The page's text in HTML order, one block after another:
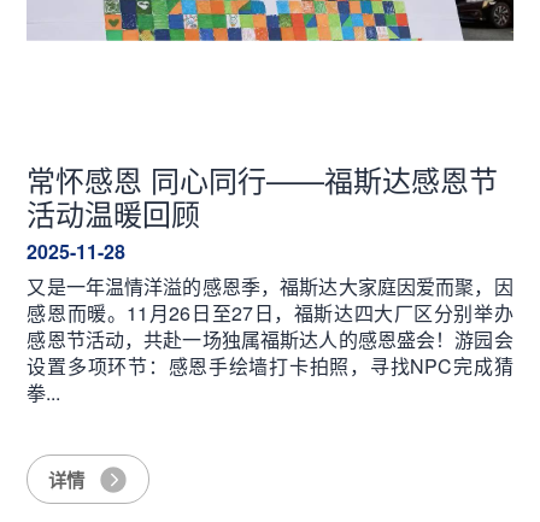
常怀感恩 同心同行——福斯达感恩节
活动温暖回顾
2025-11-28
又是一年温情洋溢的感恩季，福斯达大家庭因爱而聚，因
感恩而暖。11月26日至27日，福斯达四大厂区分别举办
感恩节活动，共赴一场独属福斯达人的感恩盛会！游园会
设置多项环节：感恩手绘墙打卡拍照，寻找NPC完成猜
拳...
详情